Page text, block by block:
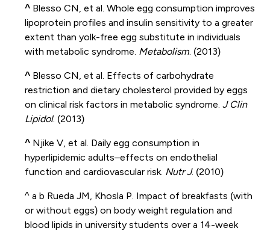
^ Blesso CN, et al. Whole egg consumption improves
lipoprotein profiles and insulin sensitivity to a greater
extent than yolk-free egg substitute in individuals
with metabolic syndrome. Metabolism. (2013)
^ Blesso CN, et al. Effects of carbohydrate
restriction and dietary cholesterol provided by eggs
on clinical risk factors in metabolic syndrome. J Clin
Lipidol. (2013)
^ Njike V, et al. Daily egg consumption in
hyperlipidemic adults–effects on endothelial
function and cardiovascular risk. Nutr J. (2010)
^ a b Rueda JM, Khosla P. Impact of breakfasts (with
or without eggs) on body weight regulation and
blood lipids in university students over a 14-week